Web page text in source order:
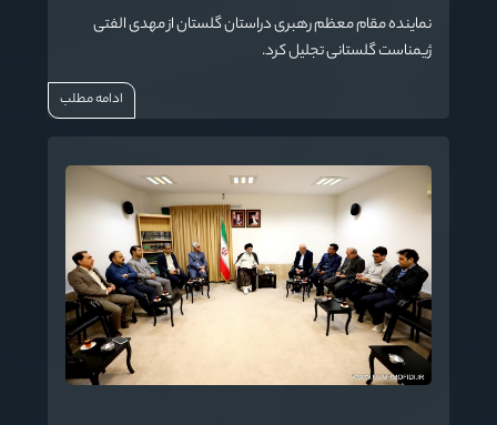
نماینده مقام معظم رهبری دراستان گلستان از مهدی الفتی
ژیمناست گلستانی تجلیل کرد.
ادامه مطلب